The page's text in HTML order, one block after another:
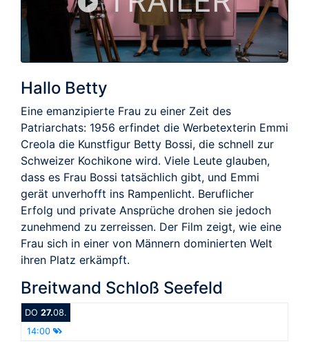
Hallo Betty
Eine emanzipierte Frau zu einer Zeit des
Patriarchats: 1956 erfindet die Werbetexterin Emmi
Creola die Kunstfigur Betty Bossi, die schnell zur
Schweizer Kochikone wird. Viele Leute glauben,
dass es Frau Bossi tatsächlich gibt, und Emmi
gerät unverhofft ins Rampenlicht. Beruflicher
Erfolg und private Ansprüche drohen sie jedoch
zunehmend zu zerreissen. Der Film zeigt, wie eine
Frau sich in einer von Männern dominierten Welt
ihren Platz erkämpft.
Breitwand Schloß Seefeld
DO 27.08.
14:00